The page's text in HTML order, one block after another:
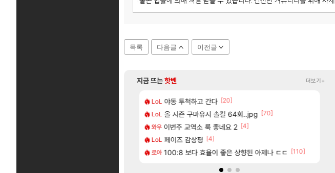
목록 다음글 이전글
지금 뜨는핫벤 더보기+
LoL 야동 투척하고 간다 [20]
LoL 올 시즌 구마유시 솔킬 64회..jpg [70]
와우 이번주 교역소 룩 좋네요 2 [4]
LoL 페이즈 감상평 [4]
로아 100:8 보다 효율이 좋은 상향된 아제나 ㄷㄷ [110]
리싱크드 리싱크드 1.06 패치노트 (8/5)
여행 국내에도 이쁜곳이 많은것 같습니다
해외겜 AI발 원가 압박, 메인보드값 오르나
해외겜 중국 CXMT, D램 매출 점유율 7%…글로벌 4위로 부상
섭컬겜 [무한대] 출시일, 8월 13일에 나오나